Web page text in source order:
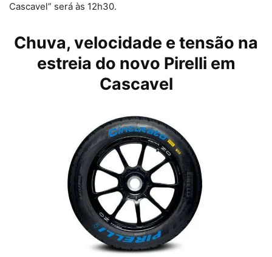
Cascavel” será às 12h30.
Chuva, velocidade e tensão na
estreia do novo Pirelli em
Cascavel